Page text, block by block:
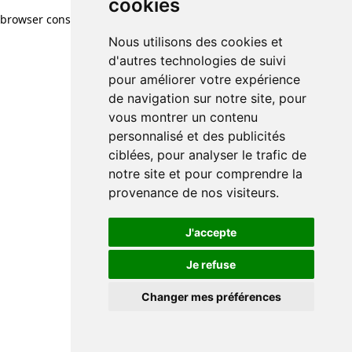
cookies
Nous utilisons des cookies et
d'autres technologies de suivi
pour améliorer votre expérience
de navigation sur notre site, pour
vous montrer un contenu
personnalisé et des publicités
ciblées, pour analyser le trafic de
notre site et pour comprendre la
provenance de nos visiteurs.
J'accepte
Je refuse
Changer mes préférences
browser console for more information)